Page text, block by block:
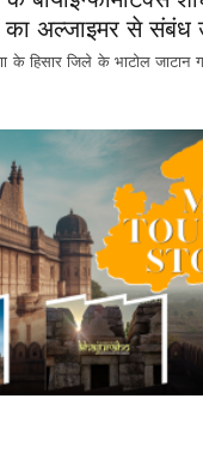
का अल्जाइमर से
के हिसार जिले के भाटोल जाटान